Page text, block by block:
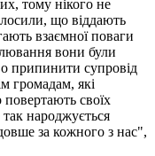
тому нікого не
що віддають
взаємної поваги
вони були
припинити супровід
громадам, які
своїх
народжується
за кожного з нас",